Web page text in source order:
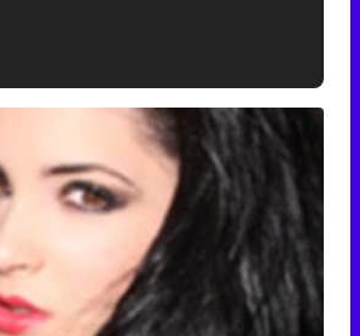
'120 Minutos' celebra sus 2.000 programas en Telemadrid con un vídeo del día a día en la redacción
Tráiler de '33 días', la nueva serie de Atresplayer con Julián Villagrán y José Manuel Poga